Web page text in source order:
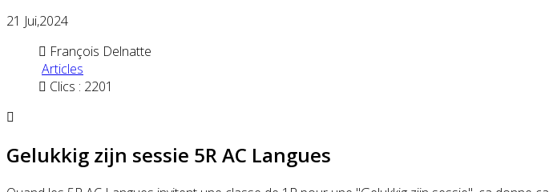
21 Jui,2024
François Delnatte
Articles
Clics : 2201
Gelukkig zijn sessie 5R AC Langues